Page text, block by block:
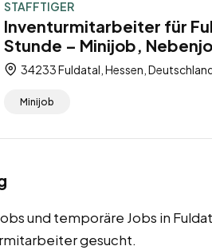
STAFFTIGER
Inventurmitarbeiter für
Stunde – Minijob,
34233 Fuldatal, Hessen,
Minijob
und temporäre Jobs in
gesucht.